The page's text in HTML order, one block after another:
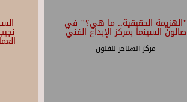
"الهزيمة الحقيقية.. ما هي؟" في
صالون السينما بمركز الإبداع الفني
مركز الهناجر للفنون